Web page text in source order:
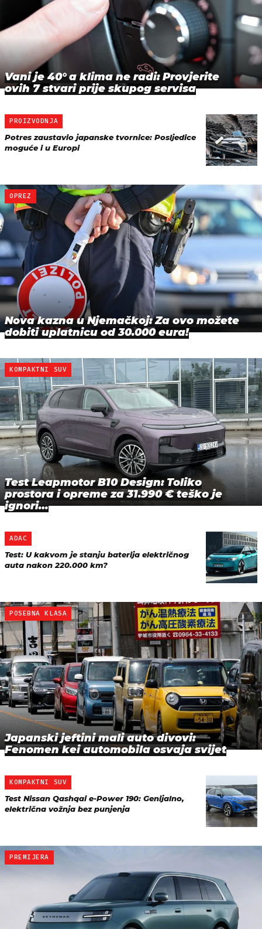
Vani je 40° a klima ne radi: Provjerite
ovih 7 stvari prije skupog servisa
PROIZVODNJA
Potres zaustavio japanske tvornice: Posljedice
moguće i u Europi
OPREZ
Nova kazna u Njemačkoj: Za ovo možete
dobiti uplatnicu od 30.000 eura!
KOMPAKTNI SUV
Test Leapmotor B10 Design: Toliko
prostora i opreme za 31.990 € teško je
ignori…
ADAC
Test: U kakvom je stanju baterija električnog
auta nakon 220.000 km?
POSEBNA KLASA
Japanski jeftini mali auto divovi:
Fenomen kei automobila osvaja svijet
KOMPAKTNI SUV
Test Nissan Qashqai e-Power 190: Genijalno,
električna vožnja bez punjenja
PREMIJERA